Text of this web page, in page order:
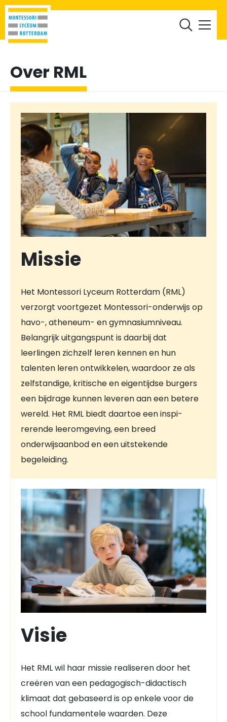
RML Leerlingen Documenten
Over RML
Missie
Het Montessori Lyceum Rotterdam (RML)
verzorgt voortgezet Montessori-onderwijs op
havo-, atheneum- en gymnasiumniveau.
Belangrijk uitgangspunt is daarbij dat
leerlingen zichzelf leren kennen en hun
talenten leren ontwikkelen, waardoor ze als
zelfstandige, kritische en eigentijdse burgers
een bijdrage kunnen leveren aan een betere
wereld. Het RML biedt daartoe een inspi­
rerende leeromgeving, een breed
onderwijsaanbod en een uitstekende
begeleiding.
Visie
Het RML wil haar missie realiseren door het
creëren van een pedagogisch-didactisch
klimaat dat gebaseerd is op enkele voor de
school fundamentele waarden. Deze